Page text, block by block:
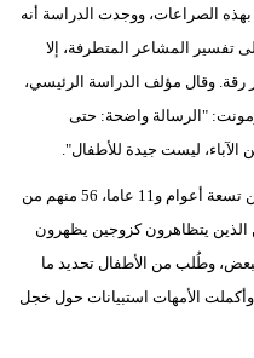
الصراعات، ووجدت الدراسة أنه
تفسير المشاعر المتطرفة، إلا
رقة. وقال مؤلف الدراسة الرئيسي،
"الرسالة واضحة: حتى
ليست جيدة للأطفال".
وحلل الباحثون 99 طفلًا تتراوح أعمارهم بين تسعة أعوام و11 عاما، 56 منهم من
الذين يتظاهرون كزوجين يظهرون
وطُلب من الأطفال تحديد ما
وأكملت الأمهات استبيانات حول خجل